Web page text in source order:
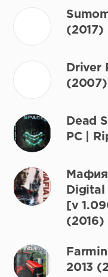
(2017)
Driver
(2007)
Dead
PC |
Digital
[v
(2016)
2013